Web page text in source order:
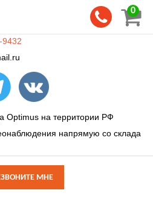
0
9432
Optimus на территории РФ
напрямую со склада
МНЕ